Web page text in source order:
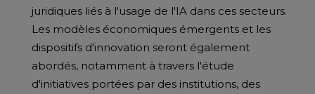
juridiques liés à l'usage de l'IA dans ces secteurs.
Les modèles économiques émergents et les
dispositifs d'innovation seront également
abordés, notamment à travers l'étude
d'initiatives portées par des institutions, des